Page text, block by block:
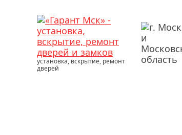
установка, вскрытие, ремонт
дверей